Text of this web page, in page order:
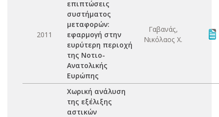
2011
επιπτώσεις
συστήματος
μεταφορών:
εφαρμογή στην
ευρύτερη περιοχή
της Νοτιο-
Ανατολικής
Ευρώπης
Γαβανάς,
Νικόλαος Χ.
Χωρική ανάλυση
της εξέλιξης
αστικών